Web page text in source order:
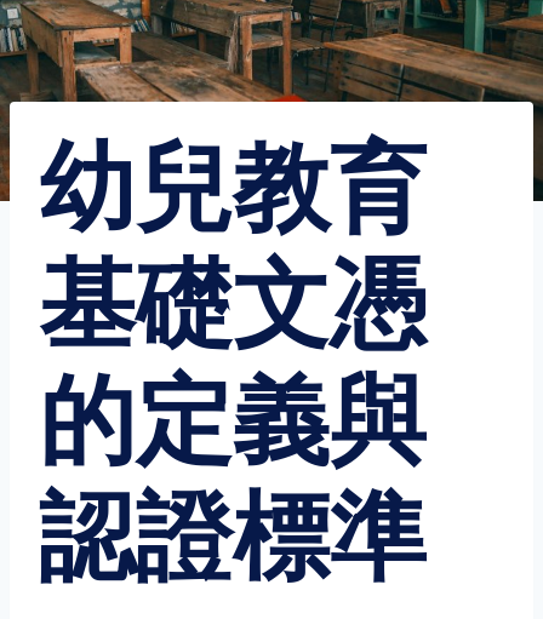
幼兒教育
基礎文憑
的定義與
認證標準